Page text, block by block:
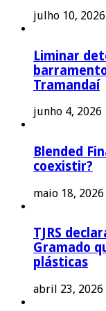
julho 10, 2026
Liminar
Tramandaí
junho 4, 2026
Blended
coexistir?
maio 18, 2026
TJRS
Gramado
plásticas
abril 23, 2026